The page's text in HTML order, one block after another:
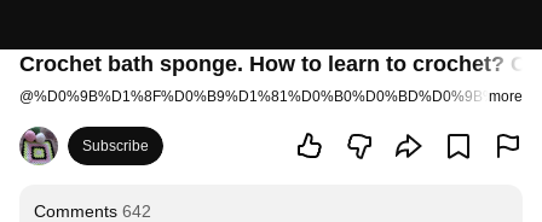
Crochet bath sponge. How to learn to crochet?
@ more
Subscribe
Comments 642